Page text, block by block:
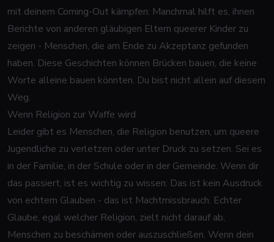
mit deinem Coming-Out kämpfen: Manchmal hilft es, ihnen
Berichte von anderen gläubigen Eltern queerer Kinder zu
zeigen - Menschen, die am Ende zu Akzeptanz gefunden
haben. Diese Geschichten können Brücken bauen, die keine
Worte alleine bauen könnten. Du bist nicht allein auf diesem
Weg.
Wenn Religion zur Waffe wird
Leider gibt es Menschen, die Religion benutzen, um queere
Jugendliche zu verletzen oder unter Druck zu setzen. Sei es
in der Familie, in der Schule oder in der Gemeinde. Wenn dir
das passiert, ist es wichtig zu wissen: Das ist kein Ausdruck
von echtem Glauben - das ist Machtmissbrauch. Echter
Glaube, egal welcher Religion, zielt nicht darauf ab,
Menschen zu beschämen oder auszuschließen. Wenn dein